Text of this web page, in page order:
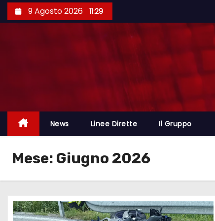
9 Agosto 2026 11:29
News Linee Dirette Il Gruppo
Mese: Giugno 2026